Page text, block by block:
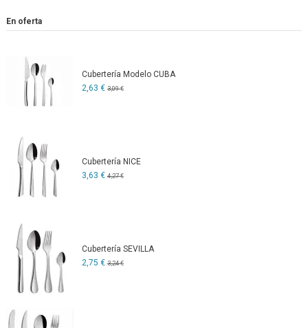
En oferta
Cubertería Modelo CUBA
2,63 € 3,09 €
Cubertería NICE
3,63 € 4,27 €
Cubertería SEVILLA
2,75 € 3,24 €